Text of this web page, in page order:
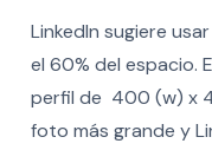
LinkedIn sugiere
el 60% del espacio.
perfil de 400 (w) x
foto más grande y